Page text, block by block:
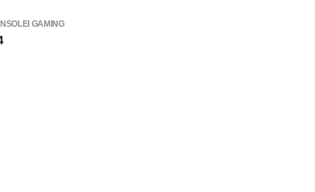
GAMING